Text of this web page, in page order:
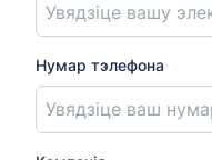
Нумар тэлефона